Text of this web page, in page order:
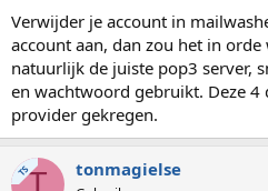
Verwijder je account in
account aan, dan zou het in
natuurlijk de juiste pop3 server,
en wachtwoord gebruikt. Deze
provider gekregen.
TST tonmagielse